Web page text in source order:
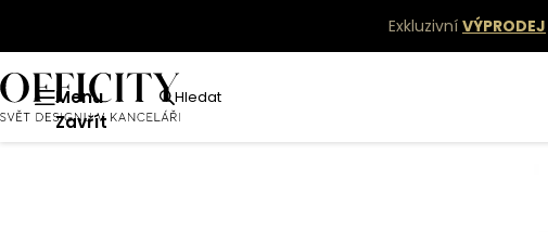
Exkluzivní VÝPRODEJ
Menu
Zavřít
Hledat